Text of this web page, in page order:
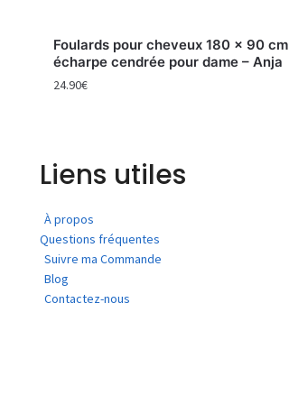
Foulards pour cheveux 180 x 90 cm
écharpe cendrée pour dame – Anja
24.90€
Liens utiles
À propos
Questions fréquentes
Suivre ma Commande
Blog
Contactez-nous